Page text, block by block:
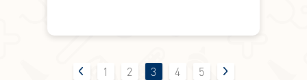
1 2 3 4 5